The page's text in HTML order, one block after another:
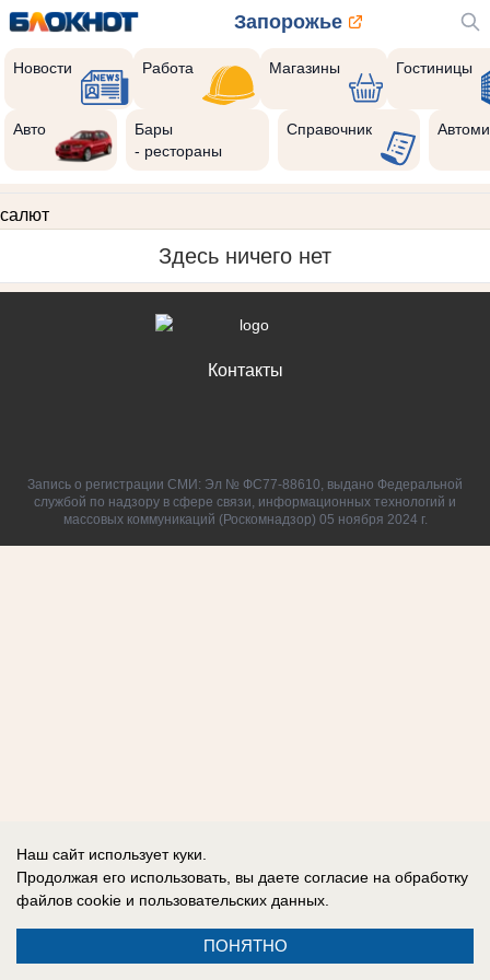
Запорожье
Новости Работа Магазины Гостиницы
Авто
Бары
- рестораны
Справочник
салют
Здесь ничего нет
Контакты
Запись о регистрации СМИ: Эл № ФС77-88610, выдано Федеральной
службой по надзору в сфере связи, информационных технологий и
массовых коммуникаций (Роскомнадзор) 05 ноября 2024 г.
Наш сайт использует куки.
Продолжая его использовать, вы даете согласие на обработку
файлов cookie и пользовательских данных.
ПОНЯТНО